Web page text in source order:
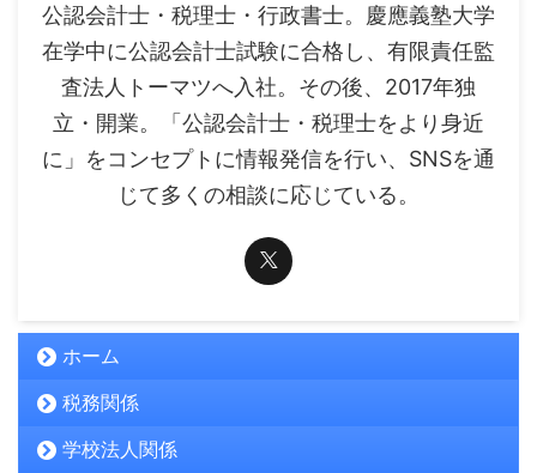
公認会計士・税理士・行政書士。慶應義塾大学
在学中に公認会計士試験に合格し、有限責任監
査法人トーマツへ入社。その後、2017年独
立・開業。「公認会計士・税理士をより身近
に」をコンセプトに情報発信を行い、SNSを通
じて多くの相談に応じている。
ホーム
税務関係
学校法人関係